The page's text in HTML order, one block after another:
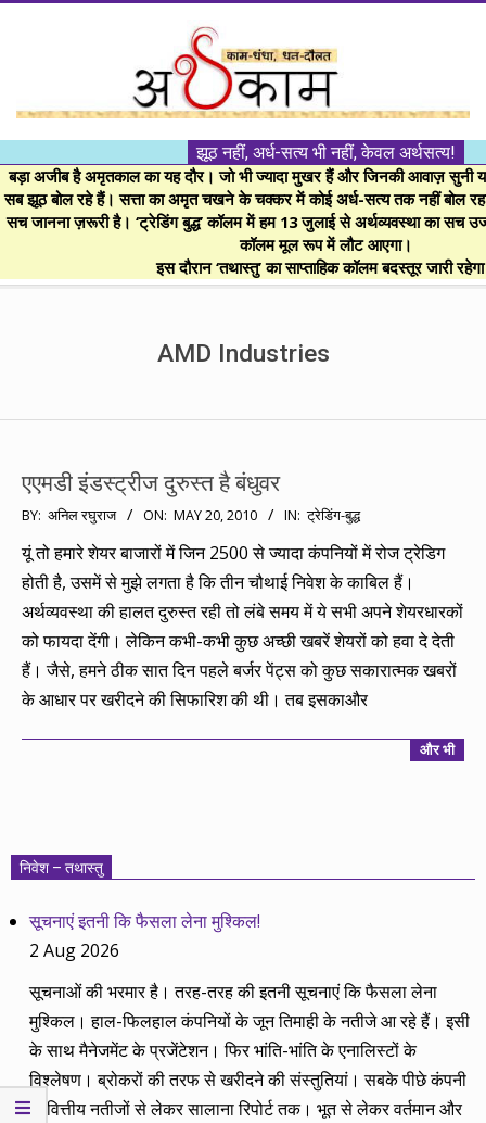
।।
अर्थकाम।।
BE
FINANCIALLY
CLEVER!
झूठ नहीं, अर्ध-सत्य भी नहीं, केवल अर्थसत्य!
बड़ा अजीब है अमृतकाल का यह दौर। जो भी ज्यादा मुखर हैं और जिनकी आवाज़ सुनी
सब झूठ बोल रहे हैं। सत्ता का अमृत चखने के चक्कर में कोई अर्ध-सत्य तक नहीं बोल
सच जानना ज़रूरी है। ‘ट्रेडिंग बुद्ध’ कॉलम में हम 13 जुलाई से अर्थव्यवस्था का सच
कॉलम मूल रूप में लौट आएगा।
इस दौरान ‘तथास्तु’ का साप्ताहिक कॉलम बदस्तूर जारी
AMD Industries
एएमडी इंडस्ट्रीज दुरुस्त है बंधुवर
2010-
05-
20
BY: अनिल रघुराज ON: MAY 20, 2010 IN: ट्रेडिंग-बुद्ध
यूं तो हमारे शेयर बाजारों में जिन 2500 से ज्यादा कंपनियों में रोज ट्रेडिग
होती है, उसमें से मुझे लगता है कि तीन चौथाई निवेश के काबिल हैं।
अर्थव्यवस्था की हालत दुरुस्त रही तो लंबे समय में ये सभी अपने शेयरधारकों
को फायदा देंगी। लेकिन कभी-कभी कुछ अच्छी खबरें शेयरों को हवा दे देती
हैं। जैसे, हमने ठीक सात दिन पहले बर्जर पेंट्स को कुछ सकारात्मक खबरों
के आधार पर खरीदने की सिफारिश की थी। तब इसकाऔर
और भी
निवेश – तथास्तु
सूचनाएं इतनी कि फैसला लेना मुश्किल!
2 Aug 2026
सूचनाओं की भरमार है। तरह-तरह की इतनी सूचनाएं कि फैसला लेना
मुश्किल। हाल-फिलहाल कंपनियों के जून तिमाही के नतीजे आ रहे हैं। इसी
के साथ मैनेजमेंट के प्रजेंटेशन। फिर भांति-भांति के एनालिस्टों के
विश्लेषण। ब्रोकरों की तरफ से खरीदने की संस्तुतियां। सबके पीछे कंपनी
के वित्तीय नतीजों से लेकर सालाना रिपोर्ट तक। भूत से लेकर वर्तमान और